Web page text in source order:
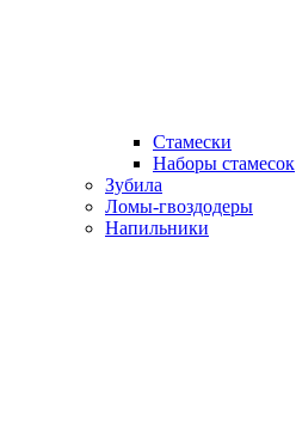
Стамески
Наборы стамесок
Зубила
Ломы-гвоздодеры
Напильники